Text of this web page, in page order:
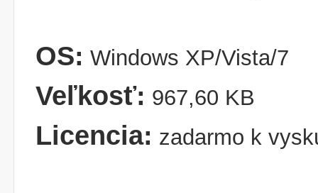
OS: Windows XP/Vista/7
Veľkosť: 967,60 KB
Licencia: zadarmo k